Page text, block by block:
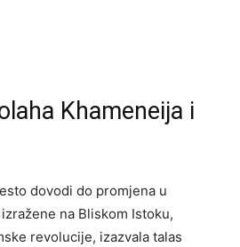
Khameneija i
dovodi do promjena u
na Bliskom Istoku,
revolucije, izazvala talas